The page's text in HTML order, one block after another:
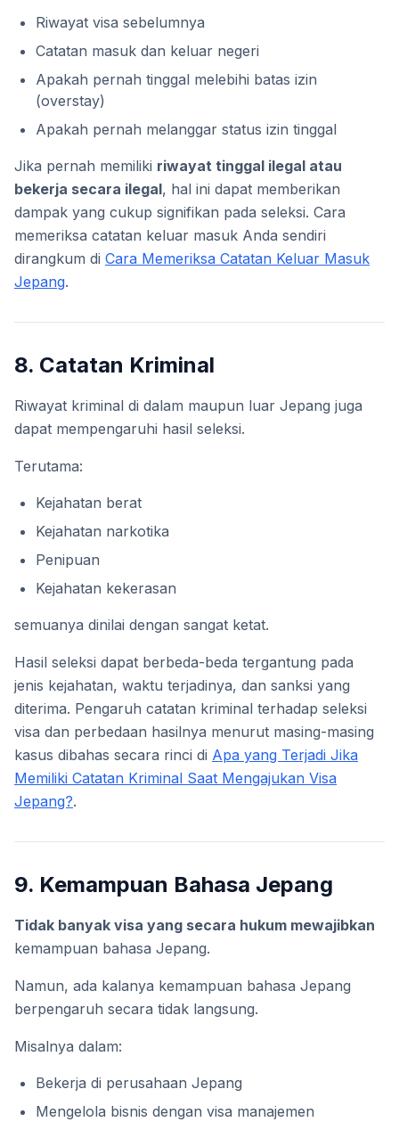
Riwayat visa sebelumnya
Catatan masuk dan keluar negeri
Apakah pernah tinggal melebihi batas izin
(overstay)
Apakah pernah melanggar status izin tinggal
Jika pernah memiliki riwayat tinggal ilegal atau
bekerja secara ilegal, hal ini dapat memberikan
dampak yang cukup signifikan pada seleksi. Cara
memeriksa catatan keluar masuk Anda sendiri
dirangkum di Cara Memeriksa Catatan Keluar Masuk
Jepang.
8. Catatan Kriminal
Riwayat kriminal di dalam maupun luar Jepang juga
dapat mempengaruhi hasil seleksi.
Terutama:
Kejahatan berat
Kejahatan narkotika
Penipuan
Kejahatan kekerasan
semuanya dinilai dengan sangat ketat.
Hasil seleksi dapat berbeda-beda tergantung pada
jenis kejahatan, waktu terjadinya, dan sanksi yang
diterima. Pengaruh catatan kriminal terhadap seleksi
visa dan perbedaan hasilnya menurut masing-masing
kasus dibahas secara rinci di Apa yang Terjadi Jika
Memiliki Catatan Kriminal Saat Mengajukan Visa
Jepang?.
9. Kemampuan Bahasa Jepang
Tidak banyak visa yang secara hukum mewajibkan
kemampuan bahasa Jepang.
Namun, ada kalanya kemampuan bahasa Jepang
berpengaruh secara tidak langsung.
Misalnya dalam:
Bekerja di perusahaan Jepang
Mengelola bisnis dengan visa manajemen